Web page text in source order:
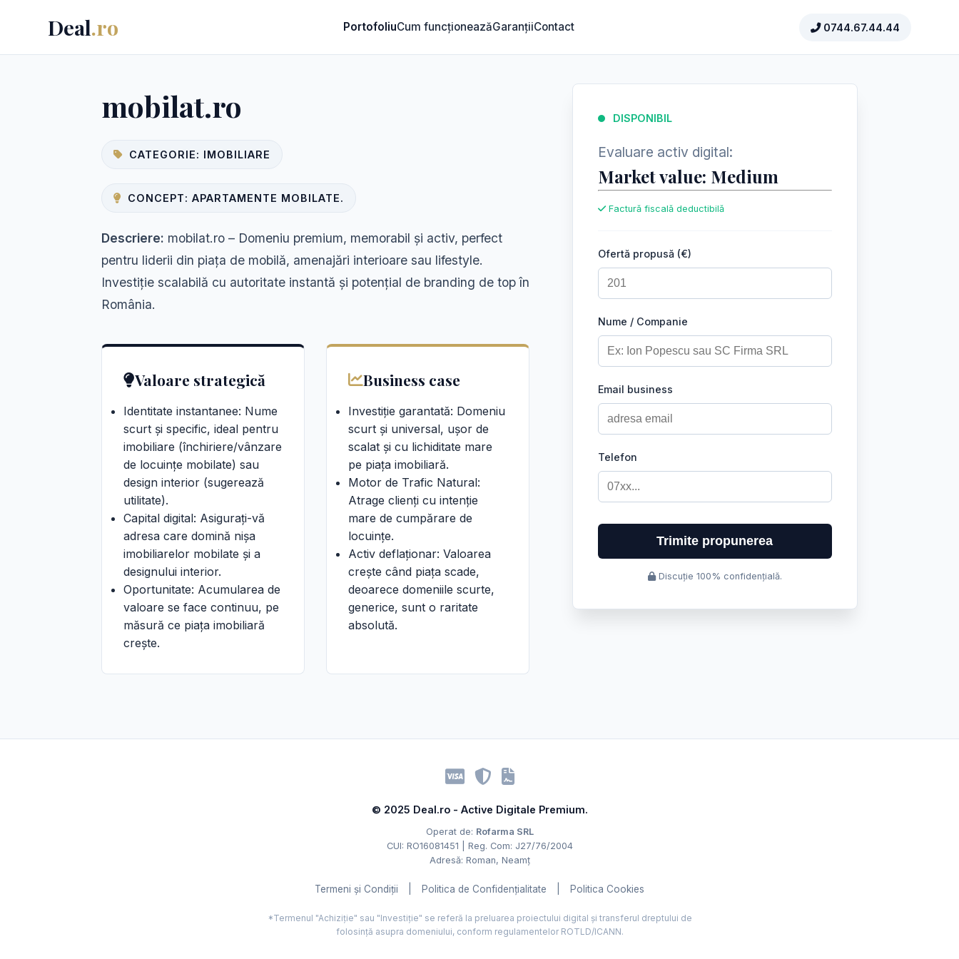
Deal.ro PortofoliuCum funcționeazăGaranțiiContact 0744.67.44.44
mobilat.ro
CATEGORIE: IMOBILIARE
CONCEPT: APARTAMENTE MOBILATE.
Descriere: mobilat.ro – Domeniu premium, memorabil și activ, perfect
pentru liderii din piața de mobilă, amenajări interioare sau lifestyle.
Investiție scalabilă cu autoritate instantă și potențial de branding de top în
România.
Valoare strategică
Identitate instantanee: Nume
scurt și specific, ideal pentru
imobiliare (închiriere/vânzare
de locuințe mobilate) sau
design interior (sugerează
utilitate).
Capital digital: Asigurați-vă
adresa care domină nișa
imobiliarelor mobilate și a
designului interior.
Oportunitate: Acumularea de
valoare se face continuu, pe
măsură ce piața imobiliară
crește.
Business case
Investiție garantată: Domeniu
scurt și universal, ușor de
scalat și cu lichiditate mare
pe piața imobiliară.
Motor de Trafic Natural:
Atrage clienți cu intenție
mare de cumpărare de
locuințe.
Activ deflaționar: Valoarea
crește când piața scade,
deoarece domeniile scurte,
generice, sunt o raritate
absolută.
DISPONIBIL
Evaluare activ digital:
Market value: Medium
Factură fiscală deductibilă
Ofertă propusă (€)
Nume / Companie
Email business
Telefon
Trimite propunerea
Discuție 100% confidențială.
© 2025 Deal.ro - Active Digitale Premium.
Operat de: Rofarma SRL
CUI: RO16081451 | Reg. Com: J27/76/2004
Adresă: Roman, Neamț
Termeni și Condiții Politica de Confidențialitate Politica Cookies
*Termenul "Achiziție" sau "Investiție" se referă la preluarea proiectului digital și transferul dreptului de
folosință asupra domeniului, conform regulamentelor ROTLD/ICANN.